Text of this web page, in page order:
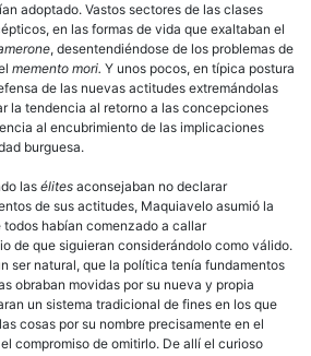
adoptado. Vastos sectores de las clases
en las formas de vida que exaltaban el
, desentendiéndose de los problemas de
memento mori. Y unos pocos, en típica postura
de las nuevas actitudes extremándolas
la tendencia al retorno a las concepciones
al encubrimiento de las implicaciones
burguesa.
las élites aconsejaban no declarar
de sus actitudes, Maquiavelo asumió la
todos habían comenzado a callar
de que siguieran considerándolo como válido.
ser natural, que la política tenía fundamentos
obraban movidas por su nueva y propia
un sistema tradicional de fines en los que
cosas por su nombre precisamente en el
compromiso de omitirlo. De allí el curioso